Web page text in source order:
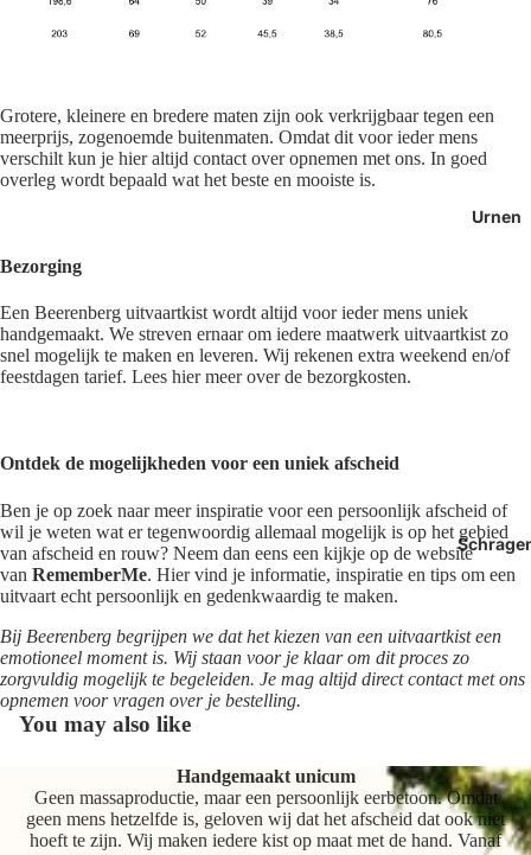
Urnen
Grotere, kleinere en bredere maten zijn ook verkrijgbaar tegen een
meerprijs, zogenoemde buitenmaten. Omdat dit voor ieder mens
verschilt kun je hier altijd contact over opnemen met ons. In goed
overleg wordt bepaald wat het beste en mooiste is.
Bezorging
Een Beerenberg uitvaartkist wordt altijd voor ieder mens uniek
handgemaakt. We streven ernaar om iedere maatwerk uitvaartkist zo
snel mogelijk te maken en leveren. Wij rekenen extra weekend en/of
feestdagen tarief. Lees hier meer over de bezorgkosten.
Ontdek de mogelijkheden voor een uniek afscheid
Ben je op zoek naar meer inspiratie voor een persoonlijk afscheid of
wil je weten wat er tegenwoordig allemaal mogelijk is op het gebied
van afscheid en rouw? Neem dan eens een kijkje op de website
van RememberMe. Hier vind je informatie, inspiratie en tips om een
uitvaart echt persoonlijk en gedenkwaardig te maken.
Bij Beerenberg begrijpen we dat het kiezen van een uitvaartkist een
emotioneel moment is. Wij staan voor je klaar om dit proces zo
zorgvuldig mogelijk te begeleiden. Je mag altijd direct contact met ons
opnemen voor vragen over je bestelling.
You may also like
Handgemaakt unicum
Geen massaproductie, maar een persoonlijk eerbetoon. Omdat
geen mens hetzelfde is, geloven wij dat het afscheid dat ook niet
hoeft te zijn. Wij maken iedere kist op maat met de hand. Vanaf